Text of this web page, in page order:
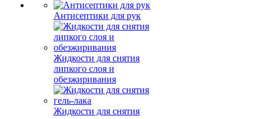
Антисептики для рук
Жидкости для снятия
липкого слоя и
обезжиривания
Жидкости для снятия